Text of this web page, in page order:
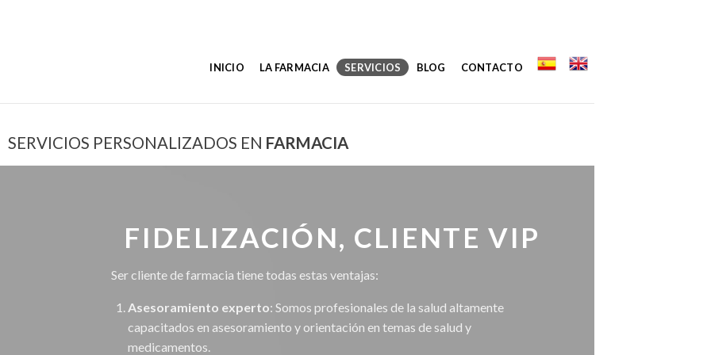
INICIO LA FARMACIA SERVICIOS BLOG CONTACTO
SERVICIOS PERSONALIZADOS EN FARMACIA
FIDELIZACIÓN, CLIENTE VIP
Ser cliente de farmacia tiene todas estas ventajas:
Asesoramiento experto: Somos profesionales de la salud altamente
capacitados en asesoramiento y orientación en temas de salud y
medicamentos.